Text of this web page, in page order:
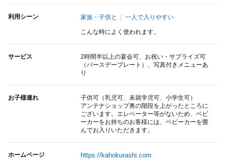
利用シーン 家族・子供と 一人で入りやすい
こんな時によく使われます。
サービス
2時間半以上の宴会可、お祝い・サプライズ可
（バースデープレート）、写真付きメニューあ
り
お子様連れ
子供可（乳児可、未就学児可、小学生可）
アンテナショップ奥の階段を上がったところに
ございます。エレベーター等がないため、ベビ
ーカーをお持ちのお客様には、ベビーカーを畳
んでお入りいただきます。
ホームページ https://kahokurashi.com